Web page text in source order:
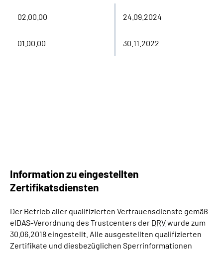
02.00.00 24.09.2024
01.00.00 30.11.2022
Information zu eingestellten
Zertifikatsdiensten
Der Betrieb aller qualifizierten Vertrauensdienste gemäß
eIDAS-Verordnung des Trustcenters der DRVwurde zum
30.06.2018 eingestellt. Alle ausgestellten qualifizierten
Zertifikate und diesbezüglichen Sperrinformationen